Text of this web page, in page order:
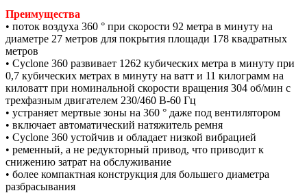
Преимущества
• поток воздуха 360 ° при скорости 92 метра в минуту на
диаметре 27 метров для покрытия площади 178 квадратных
метров
• Cyclone 360 ​​развивает 1262 кубических метра в минуту при
0,7 кубических метрах в минуту на ватт и 11 килограмм на
киловатт при номинальной скорости вращения 304 об/мин с
трехфазным двигателем 230/460 В-60 Гц
• устраняет мертвые зоны на 360 ° даже под вентилятором
• включает автоматический натяжитель ремня
• Cyclone 360 устойчив и обладает низкой вибрацией
• ременный, а не редукторный привод, что приводит к
снижению затрат на обслуживание
• более компактная конструкция для большего диаметра
разбрасывания